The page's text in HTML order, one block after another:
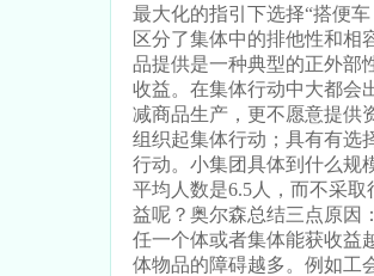
最大化的指引下选择“搭便
区分了集体中的排他性和相
品提供是一种典型的正外部
收益。在集体行动中大都会
减商品生产，更不愿意提供
组织起集体行动；具有有选
行动。小集团具体到什么规
平均人数是6.5 人，而不采
益呢？奥尔森总结三点原因
任一个体或者集体能获收益
体物品的障碍越多。例如工